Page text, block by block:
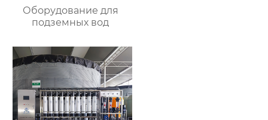
Оборудование для
подземных вод